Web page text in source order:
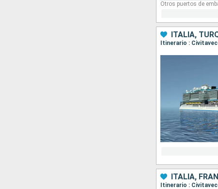
Otros puertos de
ITALIA,
Itinerario :
ITALIA,
Itinerario :